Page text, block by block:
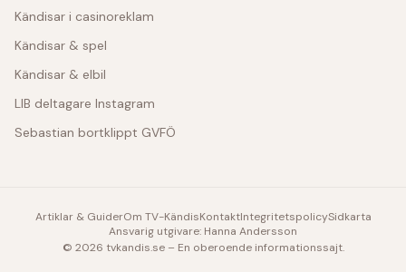
Kändisar i casinoreklam
Kändisar & spel
Kändisar & elbil
LIB deltagare Instagram
Sebastian bortklippt GVFÖ
Artiklar & GuiderOm TV-KändisKontaktIntegritetspolicySidkarta
Ansvarig utgivare: Hanna Andersson
© 2026 tvkandis.se – En oberoende informationssajt.